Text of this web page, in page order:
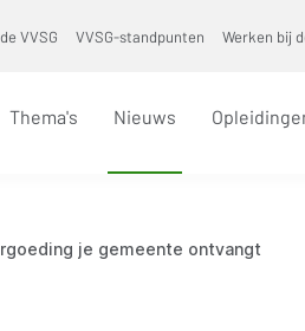
VVSG VVSG-standpunten Werken bij
Thema's Nieuws
je gemeente ontvangt